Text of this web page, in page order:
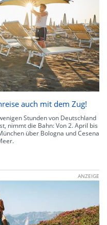
auch mit dem Zug!
Stunden von Deutschland
nimmt die Bahn: Von 2. April bis
über Bologna und Cesena
ANZEIGE